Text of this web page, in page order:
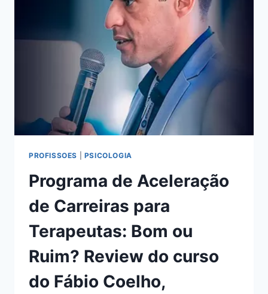
DLTEC,
FUNCIONA
MESMO?
HOTMART
É
CONFIÁVEL?
PROFISSOES PSICOLOGIA
Programa de Aceleração
de Carreiras para
Terapeutas: Bom ou
Ruim? Review do curso
do Fábio Coelho,